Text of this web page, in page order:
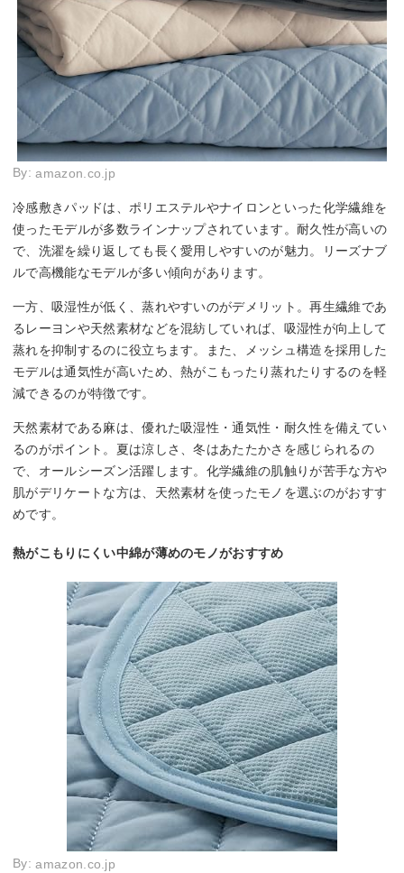
By:amazon.co.jp
冷感敷きパッドは、ポリエステルやナイロンといった化学繊維を
使ったモデルが多数ラインナップされています。耐久性が高いの
で、洗濯を繰り返しても長く愛用しやすいのが魅力。リーズナブ
ルで高機能なモデルが多い傾向があります。
一方、吸湿性が低く、蒸れやすいのがデメリット。再生繊維であ
るレーヨンや天然素材などを混紡していれば、吸湿性が向上して
蒸れを抑制するのに役立ちます。また、メッシュ構造を採用した
モデルは通気性が高いため、熱がこもったり蒸れたりするのを軽
減できるのが特徴です。
天然素材である麻は、優れた吸湿性・通気性・耐久性を備えてい
るのがポイント。夏は涼しさ、冬はあたたかさを感じられるの
で、オールシーズン活躍します。化学繊維の肌触りが苦手な方や
肌がデリケートな方は、天然素材を使ったモノを選ぶのがおすす
めです。
熱がこもりにくい中綿が薄めのモノがおすすめ
By:amazon.co.jp